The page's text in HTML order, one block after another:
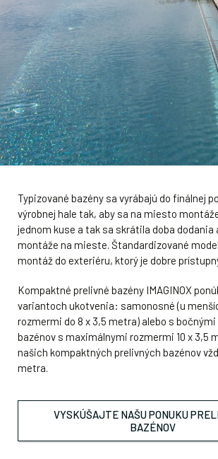
Typizované bazény sa vyrábajú do finálnej
výrobnej hale tak, aby sa na miesto
jednom kuse a tak sa skrátila doba dodania
montáže na mieste. Štandardizované
montáž do exteriéru, ktorý je dobre
Kompaktné prelivné bazény IMAGINOX
variantoch ukotvenia: samonosné (u
rozmermi do 8 x 3,5 metra) alebo s bočnými
bazénov s maximálnymi rozmermi 10 x 3,5
našich kompaktných prelivných bazénov
metra.
VYSKÚŠAJTE NAŠU PONUKU
BAZÉNOV